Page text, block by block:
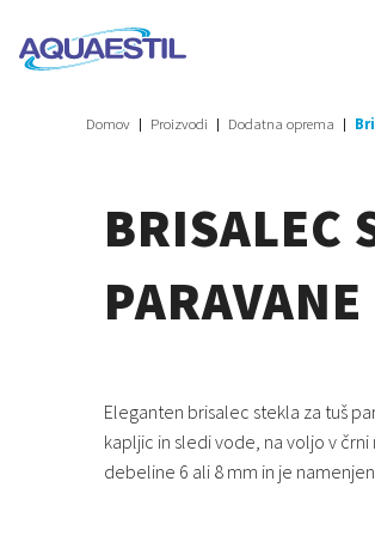
Domov Proizvodi Dodatna oprema
BRISALEC
PARAVANE
Eleganten brisalec stekla za tuš
kapljic in sledi vode, na voljo v
debeline 6 ali 8 mm in je